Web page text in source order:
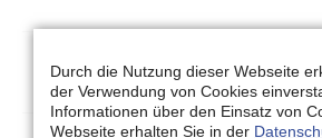
BP Energol HLP-HM
Durch die Nutzung dieser Webseite
der Verwendung von Cookies
Informationen über den Einsatz von
Webseite erhalten Sie in der